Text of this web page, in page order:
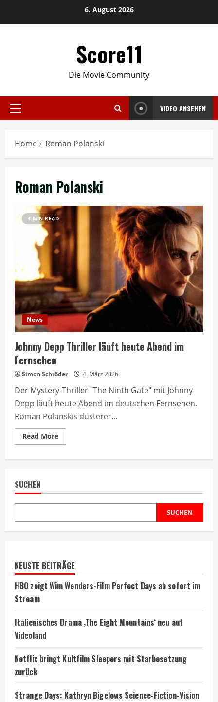
6. August 2026
Score11
Die Movie Community
Primary
VIDEO ANSEHEN
Home Roman Polanski
Roman Polanski
4 MIN READ
News
Johnny Depp Thriller läuft heute Abend im
Fernsehen
Simon Schröder 4. März 2026
Der Mystery-Thriller "The Ninth Gate" mit Johnny
Depp läuft heute Abend im deutschen Fernsehen.
Roman Polanskis düsterer...
Read MoreRead
more
im
Fernsehen
SUCHEN
SUCHEN
NEUSTE BEITRÄGE
HBO zeigt Wim Wenders-Film Perfect Days ab sofort im
Stream
Italienisches Drama ‚The Eight Mountains‘ neu auf
Videoland
Netflix bringt Kultfilm Sleepers mit Starbesetzung
zurück
Strange Days: Kathryn Bigelows Science-Fiction-Vision